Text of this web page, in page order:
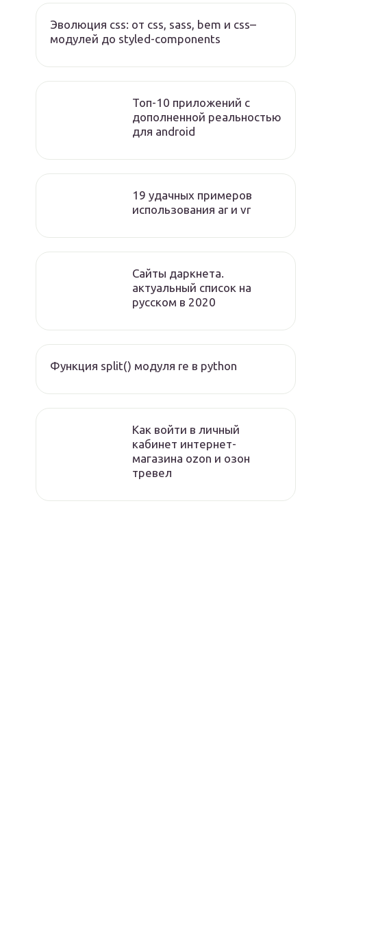
Эволюция css: от css, sass, bem и css–
модулей до styled-components
Топ-10 приложений с
дополненной реальностью
для android
19 удачных примеров
использования ar и vr
Сайты даркнета.
актуальный список на
русском в 2020
Функция split() модуля re в python
Как войти в личный
кабинет интернет-
магазина ozon и озон
тревел